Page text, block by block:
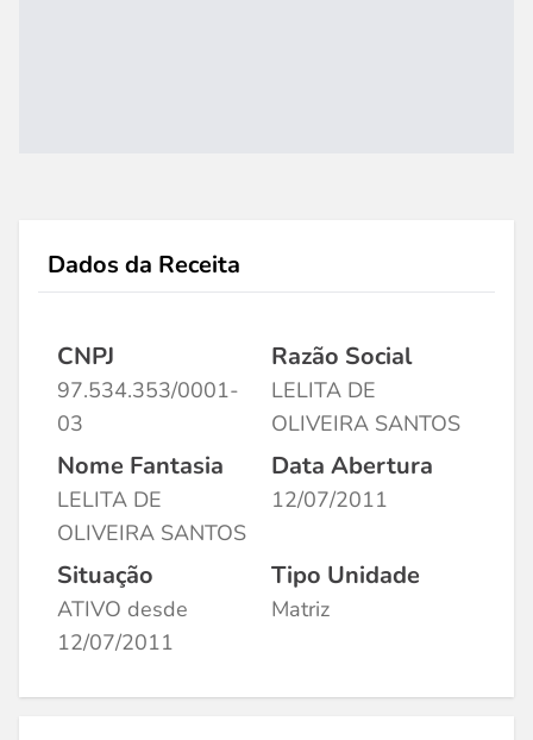
Dados da Receita
CNPJ
97.534.353/0001-
03
Razão Social
LELITA DE
OLIVEIRA SANTOS
Nome Fantasia
LELITA DE
OLIVEIRA SANTOS
Data Abertura
12/07/2011
Situação
ATIVO desde
12/07/2011
Tipo Unidade
Matriz